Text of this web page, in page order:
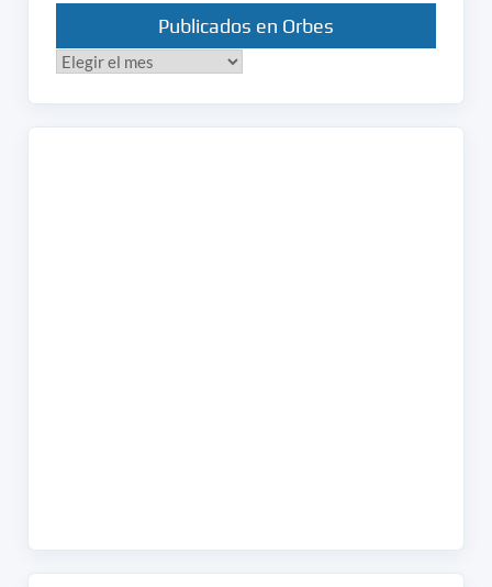
Publicados en Orbes
Publicados